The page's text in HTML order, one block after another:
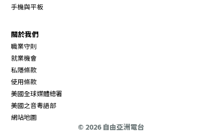
手機與平板
關於我們
職業守則
就業機會
私隱條款
使用條款
美國全球媒體總署
美國之音粵語部
網站地圖
© 2026 自由亞洲電台